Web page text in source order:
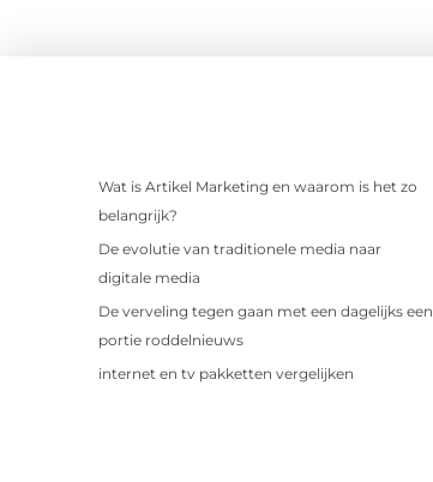
Wat is Artikel Marketing en waarom is het zo
belangrijk?
De evolutie van traditionele media naar
digitale media
De verveling tegen gaan met een dagelijks een
portie roddelnieuws
internet en tv pakketten vergelijken